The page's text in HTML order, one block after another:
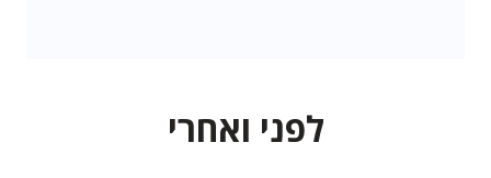
לפני ואחרי